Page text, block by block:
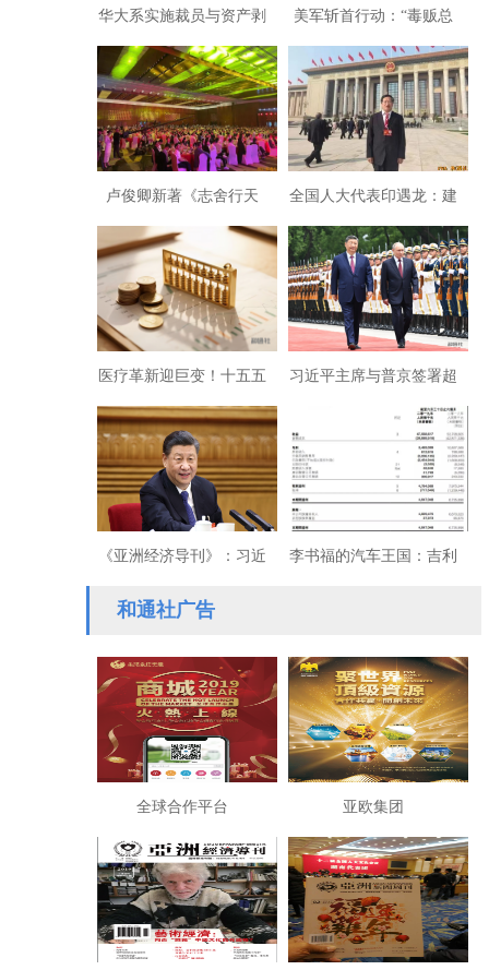
华大系实施裁员与资产剥
离，被裁员工华大币无法
提现
美军斩首行动：“毒贩总
统”马杜罗夫妇落网细节曝
光
卢俊卿新著《志舍行天
下》全球首发式在北京隆
重举行
全国人大代表印遇龙：建
议在湖南建立生物医药猪
模型研发基地
医疗革新迎巨变！十五五
规划绘就健康中国新蓝图
习近平主席与普京签署超
40份文件：中俄战略深度
《亚洲经济导刊》：习近
平参加内蒙古代表团审议
时强调
李书福的汽车王国：吉利
和通社广告
全球合作平台 亚欧集团